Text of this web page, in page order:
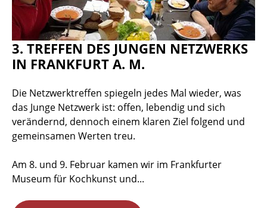
3. TREFFEN DES JUNGEN NETZWERKS
IN FRANKFURT A. M.
Die Netzwerktreffen spiegeln jedes Mal wieder, was
das Junge Netzwerk ist: offen, lebendig und sich
verändernd, dennoch einem klaren Ziel folgend und
gemeinsamen Werten treu.
Am 8. und 9. Februar kamen wir im Frankfurter
Museum für Kochkunst und...